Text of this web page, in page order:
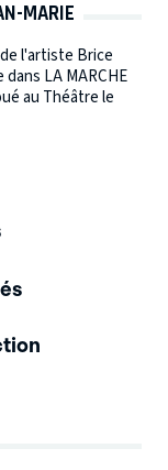
MARIE
l'artiste Brice
LA MARCHE
au Théâtre le